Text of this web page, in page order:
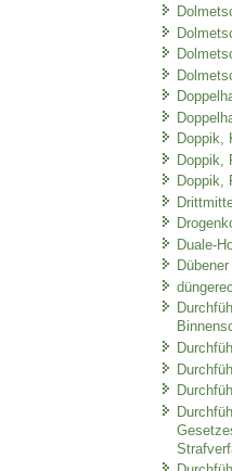
Doppik,
Doppik,
Doppik,
Duale-